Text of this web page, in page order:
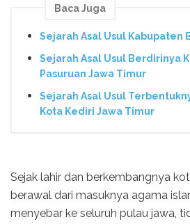
Baca Juga
Sejarah Asal Usul Kabupaten
Sejarah Asal Usul Berdirinya
Pasuruan Jawa Timur
Sejarah Asal Usul
Kota Kediri Jawa Timur
Sejak lahir dan berkembangnya
berawal dari masuknya agama
menyebar ke seluruh pulau jawa,